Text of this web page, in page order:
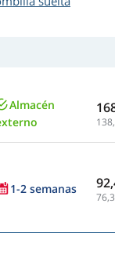
Almacén
1-2 semanas